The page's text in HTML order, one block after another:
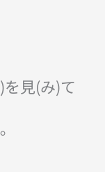
見(み)て